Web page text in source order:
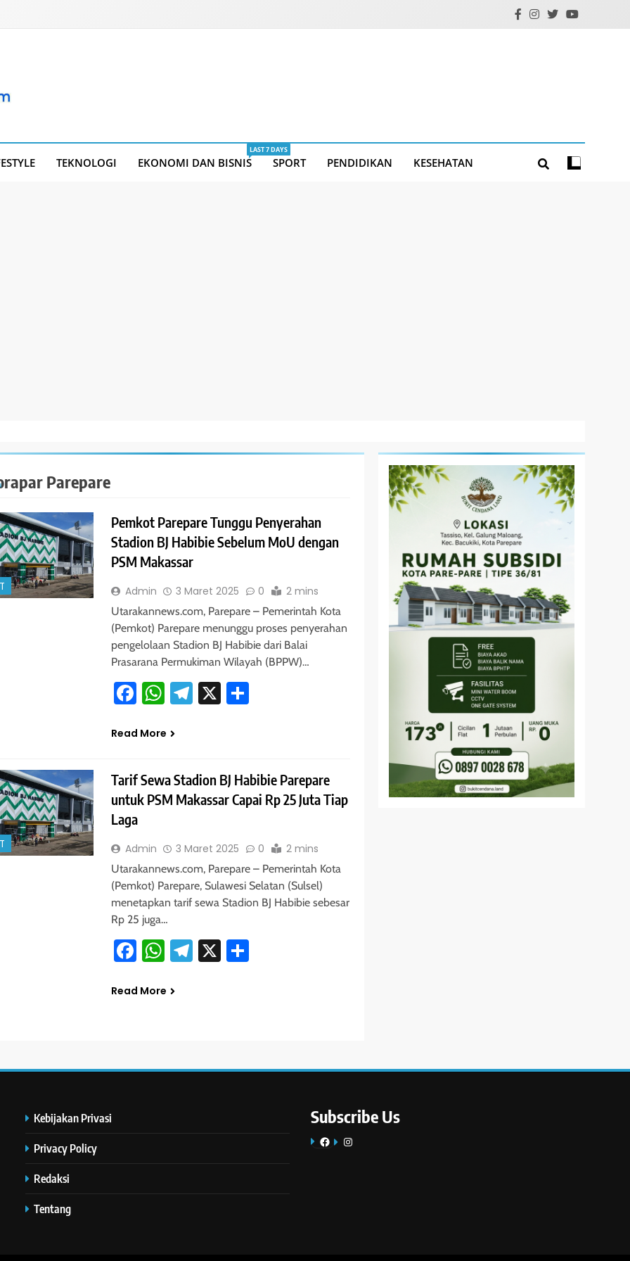
TEKNOLOGI EKONOMI DAN BISNIS
LAST 7 DAYS
SPORT PENDIDIKAN KESEHATAN
Parepare
Pemkot Parepare Tunggu Penyerahan
Stadion BJ Habibie Sebelum MoU dengan
PSM Makassar
Admin 3 Maret 2025 0 2 mins
Utarakannews.com, Parepare – Pemerintah Kota
(Pemkot) Parepare menunggu proses penyerahan
pengelolaan Stadion BJ Habibie dari Balai
Prasarana Permukiman Wilayah (BPPW)…
Facebook
WhatsApp
Telegram
X Share
Read More
Tarif Sewa Stadion BJ Habibie Parepare
untuk PSM Makassar Capai Rp 25 Juta Tiap
Laga
Admin 3 Maret 2025 0 2 mins
Utarakannews.com, Parepare – Pemerintah Kota
(Pemkot) Parepare, Sulawesi Selatan (Sulsel)
menetapkan tarif sewa Stadion BJ Habibie sebesar
Rp 25 juga…
Facebook
WhatsApp
Telegram
X Share
Read More
Kebijakan Privasi
Privacy Policy
Redaksi
Tentang
Subscribe Us
FacebookInstagram